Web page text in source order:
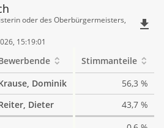
oder des Oberbürgermeisters,
15:19:01
file_download
Stimmanteile
Dominik
56,3 %
Dieter
43,7 %